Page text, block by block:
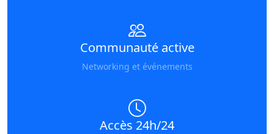
Communauté active
Networking et événements
Accès 24h/24